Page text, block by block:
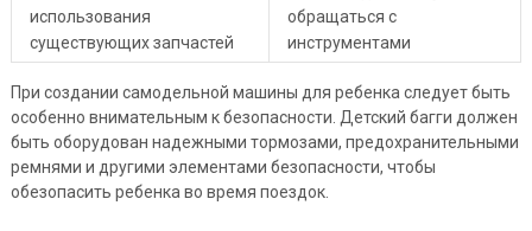
использования
существующих запчастей
обращаться с
инструментами
При создании самодельной машины для ребенка следует быть
особенно внимательным к безопасности. Детский багги должен
быть оборудован надежными тормозами, предохранительными
ремнями и другими элементами безопасности, чтобы
обезопасить ребенка во время поездок.